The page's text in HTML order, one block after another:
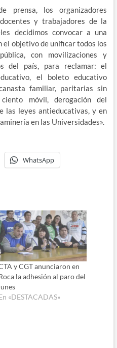
prensa, los organizadores
y trabajadores de la
decidimos convocar a una
el objetivo de unificar todos los
con movilizaciones y
del país, para reclamar: el
el boleto educativo
familiar, paritarias sin
móvil, derogación del
las leyes antieducativas, y en
en las Universidades».
WhatsApp
y CGT anunciaron en
la adhesión al paro del
«DESTACADAS»